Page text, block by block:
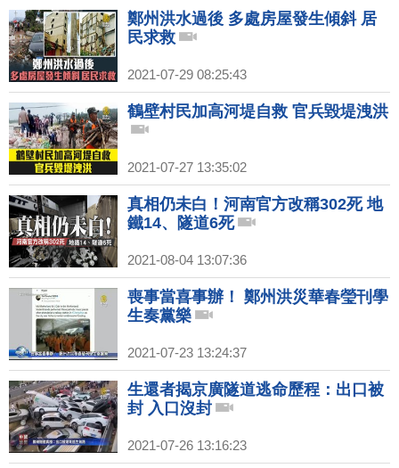
鄭州洪水過後 多處房屋發生傾斜 居
民求救
2021-07-29 08:25:43
鶴壁村民加高河堤自救 官兵毀堤洩洪
2021-07-27 13:35:02
真相仍未白！河南官方改稱302死 地
鐵14、隧道6死
2021-08-04 13:07:36
喪事當喜事辦！ 鄭州洪災華春瑩刊學
生奏黨樂
2021-07-23 13:24:37
生還者揭京廣隧道逃命歷程：出口被
封 入口沒封
2021-07-26 13:16:23